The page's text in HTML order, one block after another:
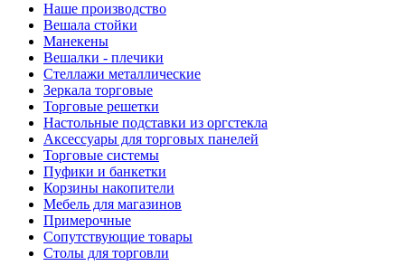
Наше производство
Вешала стойки
Манекены
Вешалки - плечики
Стеллажи металлические
Зеркала торговые
Торговые решетки
Настольные подставки из оргстекла
Аксессуары для торговых панелей
Торговые системы
Пуфики и банкетки
Корзины накопители
Мебель для магазинов
Примерочные
Сопутствующие товары
Столы для торговли